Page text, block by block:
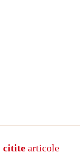
citite articole